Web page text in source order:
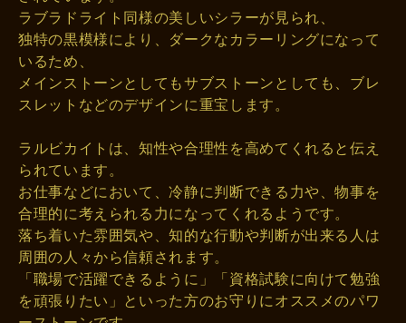
ラブラドライト同様の美しいシラーが見られ、
独特の黒模様により、ダークなカラーリングになって
いるため、
メインストーンとしてもサブストーンとしても、ブレ
スレットなどのデザインに重宝します。
ラルビカイトは、知性や合理性を高めてくれると伝え
られています。
お仕事などにおいて、冷静に判断できる力や、物事を
合理的に考えられる力になってくれるようです。
落ち着いた雰囲気や、知的な行動や判断が出来る人は
周囲の人々から信頼されます。
「職場で活躍できるように」「資格試験に向けて勉強
を頑張りたい」といった方のお守りにオススメのパワ